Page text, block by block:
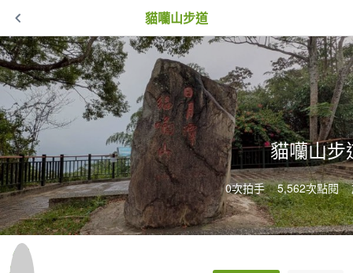
貓囒山步道
貓囒山步
0次拍手 5,562次點閱